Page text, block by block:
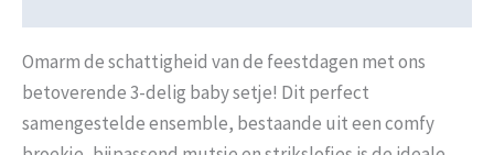
Omarm de schattigheid van de feestdagen met ons
betoverende 3-delig baby setje! Dit perfect
samengestelde ensemble, bestaande uit een comfy